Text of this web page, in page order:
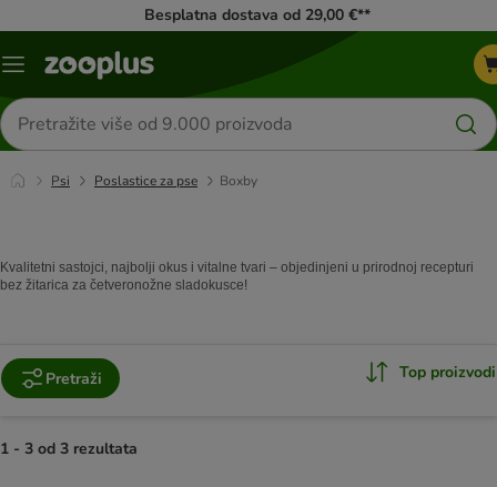
Besplatna dostava od 29,00 €**
Izbornik
Traži
proizvode
Psi Poslastice za pse Boxby
Kvalitetni sastojci, najbolji okus i vitalne tvari – objedinjeni u prirodnoj recepturi
bez žitarica za četveronožne sladokusce!
Pretraži Top proizvodi
1 - 3 od 3 rezultata